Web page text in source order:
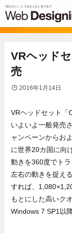
VRヘッド
売
2016年1月14日
VRヘッドセット「
いよいよ一般発売
ャンペーンからお
に世界20カ国に向
動きを360度でト
左右の動きを捉え
すれば、
もとにした高いク
Windows 7 SP1以